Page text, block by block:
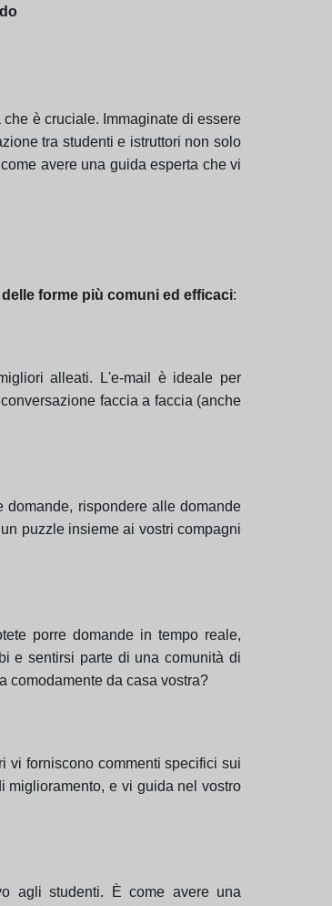
è cruciale. Immaginate di essere
tra studenti e istruttori non solo
avere una guida esperta che vi
forme più comuni ed efficaci:
alleati. L'e-mail è ideale per
faccia a faccia (anche
domande, rispondere alle domande
puzzle insieme ai vostri compagni
porre domande in tempo reale,
e sentirsi parte di una comunità di
comodamente da casa vostra?
vi forniscono commenti specifici sui
miglioramento, e vi guida nel vostro
agli studenti. È come avere una